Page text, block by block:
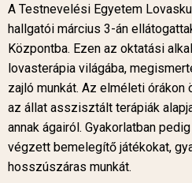
A Testnevelési Egyetem
hallgatói március 3-án
Központba. Ezen az oktatási
lovasterápia világába,
zajló munkát. Az elméleti
az állat asszisztált terápiák
annak ágairól. Gyakorlatban
végzett bemelegítő játékokat,
hosszúszáras munkát.